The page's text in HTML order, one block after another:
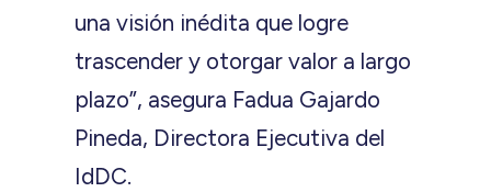
una visión inédita que logre
trascender y otorgar valor a largo
plazo”, asegura Fadua Gajardo
Pineda, Directora Ejecutiva del
IdDC.